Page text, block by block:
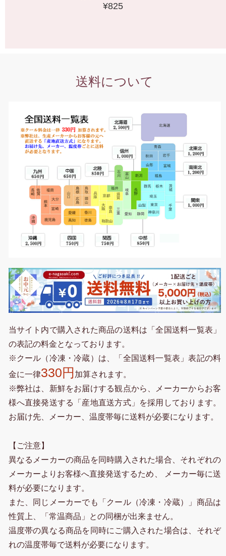
¥825
送料について
当サイト内で購入された商品の送料は「全国送料一覧表」
の表記の料金となっております。
※クール（冷凍・冷蔵）は、「全国送料一覧表」表記の料
金に一律330円 加算されます。
※弊社は、新鮮をお届けする観点から、メーカーからお客
様へ直接発送する「産地直送方式」を採用しております。
お届け先、メーカー、温度帯毎に送料が必要になります。
【ご注意】
異なるメーカーの商品を同時購入された場合、それぞれの
メーカーよりお客様へ直接発送するため、 メーカー毎に送
料が必要になります。
また、同じメーカーでも「クール（冷凍・冷蔵）」商品は
性質上、「常温商品」との同梱が出来ません。
温度帯の異なる商品を同時にご購入された場合は、それぞ
れの温度帯毎で送料が必要になります。